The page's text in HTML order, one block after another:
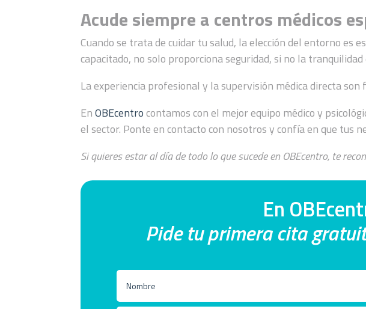
Acude siempre a centros médicos
Cuando se trata de cuidar tu salud, la elección del entorno es
capacitado, no solo proporciona seguridad, si no la
La experiencia profesional y la supervisión médica directa
EnOBEcentrocontamos con el mejor equipo médico y
el sector. Ponte en contacto con nosotros y confía en que tus
Si quieres estar al día de todo lo que sucede en OBEcentro, te
En
Pide tu primera cita